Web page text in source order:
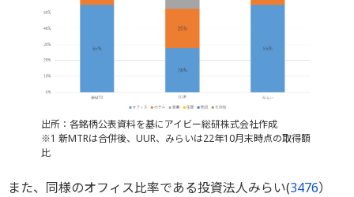
出所：各銘柄公表資料を基にアイビー総研株式会社作成
※1 新MTRは合併後、UUR、みらいは22年10月末時点の取得額
比
また、同様のオフィス比率である投資法人みらい(3476）